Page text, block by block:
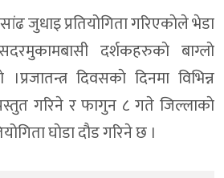
जुधाइ प्रतियोगिता गरिएकाेले भेडा
दर्शकहरुकाे बाग्लाे
दिवसकाे दिनमा विभिन्न
गरिने र फागुन ८ गते जिल्लाकाे
घाेडा दाैड गरिने छ ।